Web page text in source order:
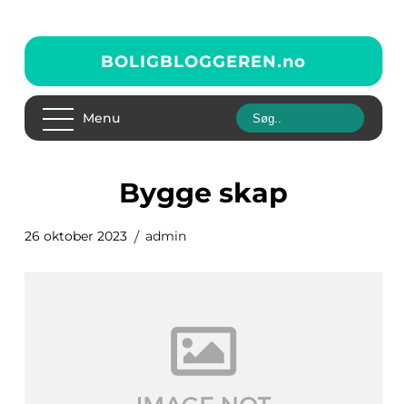
BOLIGBLOGGEREN.no
Menu
bygge skap
26 oktober 2023 admin